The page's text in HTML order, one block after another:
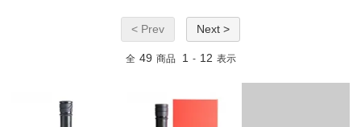
< Prev Next >
全 49 商品 1 - 12 表示